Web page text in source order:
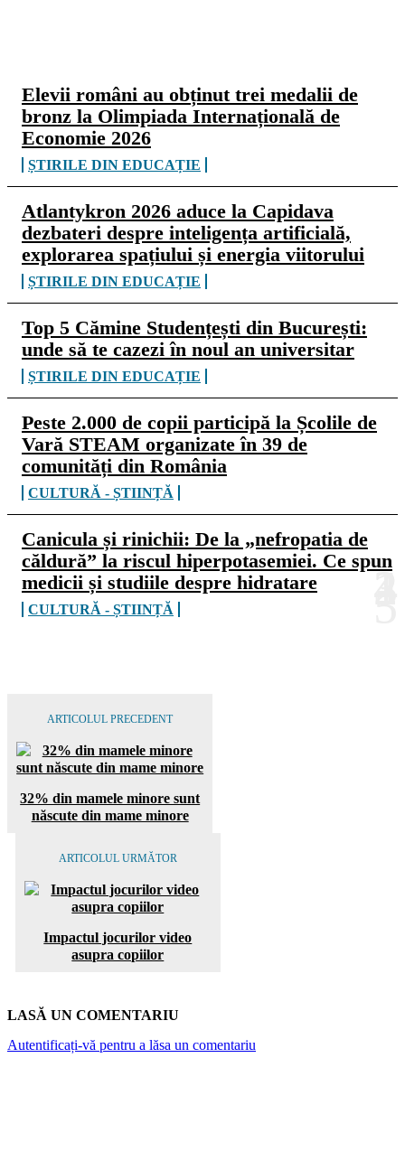
Elevii români au obținut trei medalii de
bronz la Olimpiada Internațională de
Economie 2026
ȘTIRILE DIN EDUCAȚIE
Atlantykron 2026 aduce la Capidava
dezbateri despre inteligența artificială,
explorarea spațiului și energia viitorului
ȘTIRILE DIN EDUCAȚIE
Top 5 Cămine Studențești din București:
unde să te cazezi în noul an universitar
ȘTIRILE DIN EDUCAȚIE
Peste 2.000 de copii participă la Școlile de
Vară STEAM organizate în 39 de
comunități din România
CULTURĂ - ȘTIINȚĂ
Canicula și rinichii: De la „nefropatia de
căldură” la riscul hiperpotasemiei. Ce spun
medicii și studiile despre hidratare
CULTURĂ - ȘTIINȚĂ
ARTICOLUL PRECEDENT
32% din mamele minore sunt
născute din mame minore
ARTICOLUL URMĂTOR
Impactul jocurilor video
asupra copiilor
LASĂ UN COMENTARIU
Autentificați-vă pentru a lăsa un comentariu